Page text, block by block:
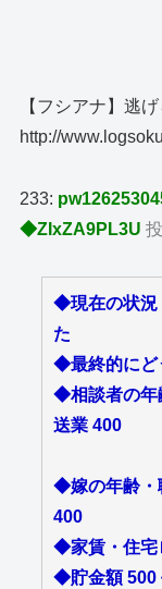
【フシアナ】逃
http://
233:
◆ZIxZA9PL3U
◆現在の状況
た
◆最終的にど
◆相談者の年
送業 400
◆嫁の年齢・
400
◆家賃・住宅
◆貯金額 500